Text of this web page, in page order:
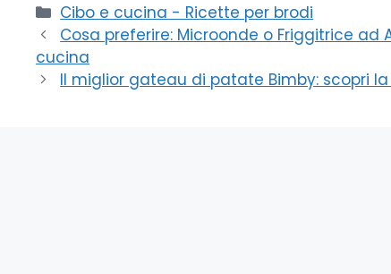
Categorie
Cibo e cucina - Ricette per brodi
Cosa preferire: Microonde o Friggitrice
cucina
Il miglior gateau di patate Bimby: scopri